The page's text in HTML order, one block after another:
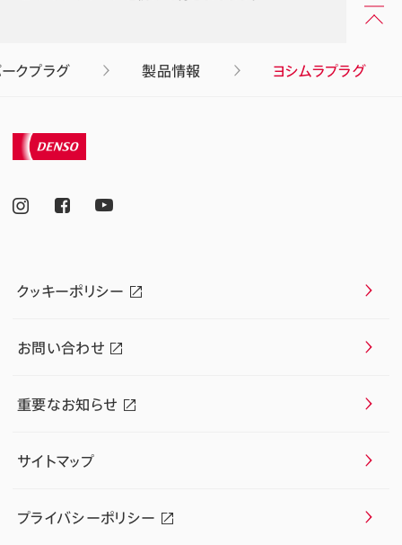
クプラグ 製品情報 ヨシムラプラグ
クッキーポリシー
お問い合わせ
重要なお知らせ
サイトマップ
プライバシーポリシー